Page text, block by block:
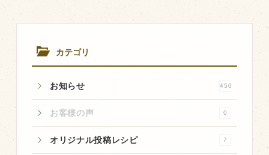
カテゴリ
お知らせ 450
お客様の声 0
オリジナル投稿レシピ 7